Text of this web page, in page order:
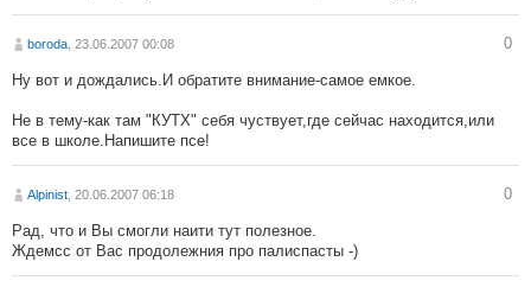
boroda , 23.06.2007 00:08 0
Ну вот и дождались.И обратите внимание-самое емкое.
Не в тему-как там "КУТХ" себя чуствует,где сейчас находится,или
все в школе.Напишите псе!
Alpinist , 20.06.2007 06:18 0
Рад, что и Вы смогли наити тут полезное.
Ждемсс от Вас продолежния про палиспасты -)